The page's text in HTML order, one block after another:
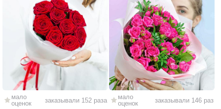
мало
оценок
заказывали 152 раза
мало
оценок
заказывали 146 раз